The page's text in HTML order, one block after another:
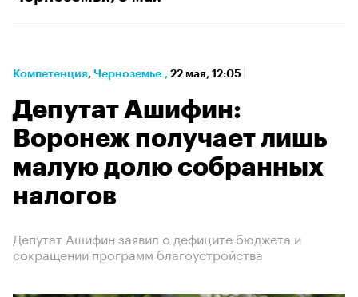
Компетенция⁠, Черноземье , 22 мая, 12:05
Депутат Ашифин:
Воронеж получает лишь
малую долю собранных
налогов
Депутат Ашифин заявил о дефиците бюджета и
сокращении программ благоустройства